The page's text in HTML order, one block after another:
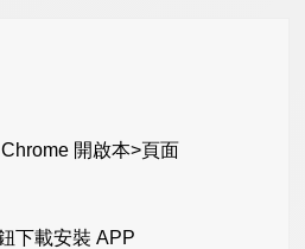
Chrome 開啟本>頁面
下載安裝 APP